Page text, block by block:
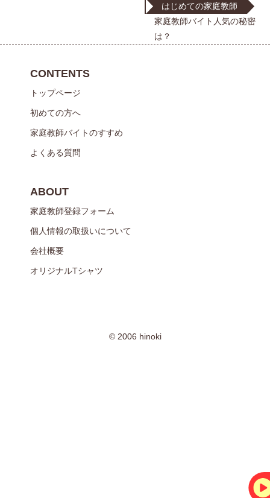
はじめての家庭教師
家庭教師バイト人気の秘密
は？
CONTENTS
トップページ
初めての方へ
家庭教師バイトのすすめ
よくある質問
ABOUT
家庭教師登録フォーム
個人情報の取扱いについて
会社概要
オリジナルTシャツ
© 2006 hinoki